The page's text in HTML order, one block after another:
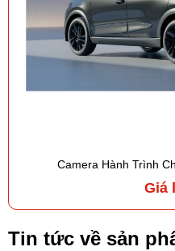
Camera Hành Trình
Giá
Tin tức về sản